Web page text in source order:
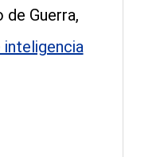
Guerra,
inteligencia